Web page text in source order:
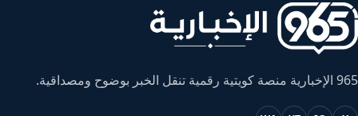
965 الإخبارية منصة كويتية رقمية تنقل الخبر بوضوح ومصداقية.